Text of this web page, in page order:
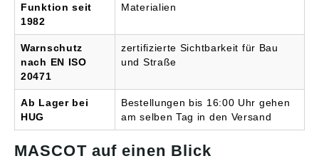
besseren Schutz vor
Wind und
den HandgelenkenMit
Druckeffekten
Funktion seit
1982
Materialien
Warnschutz
nach EN ISO
20471
zertifizierte Sichtbarkeit für Bau
und Straße
Ab Lager bei
HUG
Bestellungen bis 16:00 Uhr gehen
am selben Tag in den Versand
MASCOT auf einen Blick